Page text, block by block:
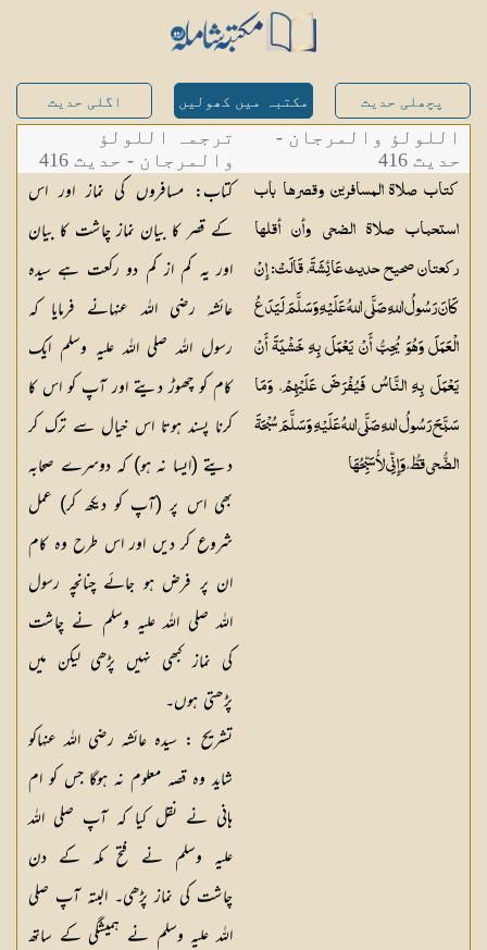
پچھلی حدیث مکتبہ میں کھولیں اگلی حدیث
اللولؤ والمرجان -
حدیث 416
كتاب صلاة المسافرين وقصرها باب
استحباب صلاة الضحى وأن أقلها
ركعتان صحيح حديث عَائِشَةَ، قَالَتْ: إِنْ
كَانَ رَسُولُ اللهِ صَلَّى اللهُ عَلَيْهِ وَسَلَّمَ لَيَدَعُ
الْعَمَلَ وَهُوَ يُحِبُّ أَنْ يَعْمَلَ بِهِ خَشْيَةَ أَنْ
يَعْمَلَ بِهِ النَّاسُ فَيُفْرَضَ عَلَيْهِمْ، وَمَا
سَبَّحَ رَسُولُ اللهِ صَلَّى اللهُ عَلَيْهِ وَسَلَّمَ سُبْحَةَ
الضُّحى قطُّ، وَإِنِّي لأُسَبِّحُهَا
ترجمہ اللولؤ
والمرجان - حدیث 416
کتاب: مسافروں کی نماز اور اس
کے قصر کا بیان نماز چاشت کا بیان
اور یہ کم از کم دو رکعت ہے سیدہ
عائشہ رضی اللہ عنہانے فرمایا کہ
رسول اللہ صلی اللہ علیہ وسلم ایک
کام کو چھوڑ دیتے اور آپ کو اس کا
کرنا پسند ہوتا اس خیال سے ترک کر
دیتے (ایسا نہ ہو) کہ دوسرے صحابہ
بھی اس پر (آپ کو دیکھ کر) عمل
شروع کر دیں اور اس طرح وہ کام
ان پر فرض ہو جائے چنانچہ رسول
اللہ صلی اللہ علیہ وسلم نے چاشت
کی نماز کبھی نہیں پڑھی لیکن میں
پڑھتی ہوں۔
تشریح : سیدہ عائشہ رضی اللہ عنہاکو
شاید وہ قصہ معلوم نہ ہوگا جس کو ام
ہانی نے نقل کیا کہ آپ صلی اللہ
علیہ وسلم نے فتح مکہ کے دن
چاشت کی نماز پڑھی۔ البتہ آپ صلی
اللہ علیہ وسلم نے ہمیشگی کے ساتھ